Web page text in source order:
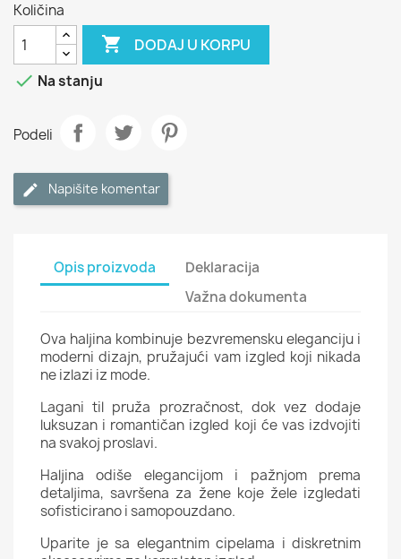
Količina
 DODAJ U KORPU
 Na stanju
Podeli
Napišite komentar
Opis proizvoda
Deklaracija
Važna dokumenta
Ova haljina kombinuje bezvremensku eleganciju i
moderni dizajn, pružajući vam izgled koji nikada
ne izlazi iz mode.
Lagani til pruža prozračnost, dok vez dodaje
luksuzan i romantičan izgled koji će vas izdvojiti
na svakoj proslavi.
Haljina odiše elegancijom i pažnjom prema
detaljima, savršena za žene koje žele izgledati
sofisticirano i samopouzdano.
Uparite je sa elegantnim cipelama i diskretnim